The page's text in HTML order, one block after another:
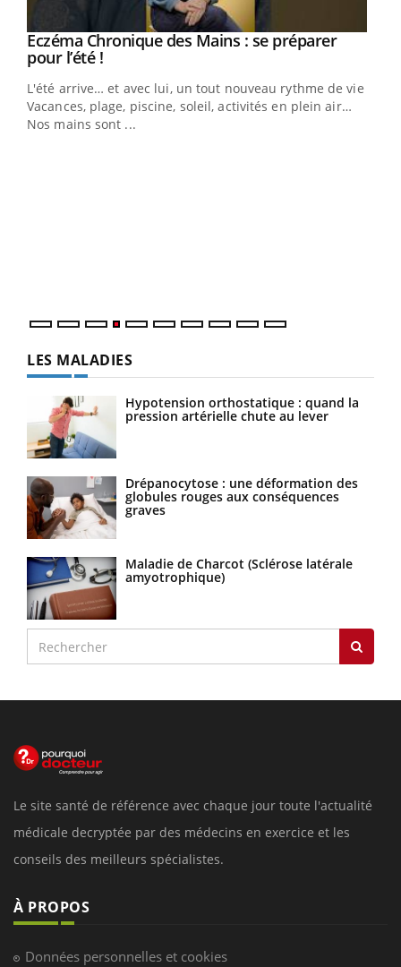
Youtube
Eczéma Chronique des Mains : se préparer
pour l’été !Youtube
L'été arrive… et avec lui, un tout nouveau rythme de vie !
Vacances, plage, piscine, soleil, activités en plein air…
Nos mains sont ...
LES MALADIES
Hypotension orthostatique : quand la
pression artérielle chute au lever
Drépanocytose : une déformation des
globules rouges aux conséquences
graves
Maladie de Charcot (Sclérose latérale
amyotrophique)
Le site santé de référence avec chaque jour toute l'actualité
médicale decryptée par des médecins en exercice et les
conseils des meilleurs spécialistes.
À PROPOS
Données personnelles et cookies